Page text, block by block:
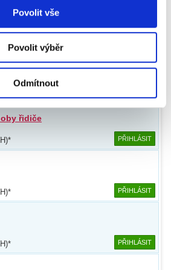
údaje mohou zkombinovat s
které jste jim poskytli nebo které
že používáte jejich služby.
Povolit vše
Povolit výběr
Odmítnout
PŘIHLÁSIT
řidiče
PŘIHLÁSIT
PŘIHLÁSIT
PŘIHLÁSIT